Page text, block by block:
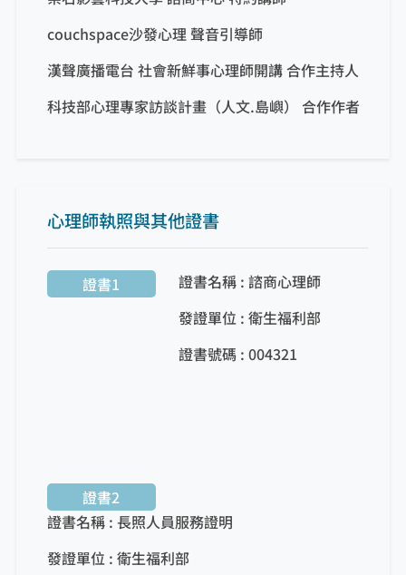
couchspace沙發心理 聲音引導師
漢聲廣播電台 社會新鮮事心理師開講 合作主持人
科技部心理專家訪談計畫（人文.島嶼） 合作作者
心理師執照與其他證書
證書1
證書名稱 : 諮商心理師
發證單位 : 衛生福利部
證書號碼 : 004321
證書2
證書名稱 : 長照人員服務證明
發證單位 : 衛生福利部